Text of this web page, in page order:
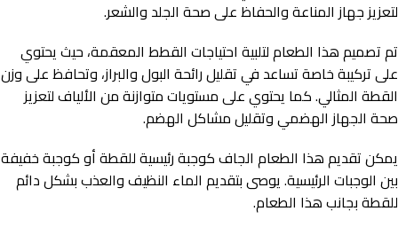
لتعزيز جهاز المناعة والحفاظ على صحة الجلد والشعر.
تم تصميم هذا الطعام لتلبية احتياجات القطط المعقمة، حيث يحتوي
على تركيبة خاصة تساعد في تقليل رائحة البول والبراز، وتحافظ على وزن
القطة المثالي. كما يحتوي على مستويات متوازنة من الألياف لتعزيز
صحة الجهاز الهضمي وتقليل مشاكل الهضم.
يمكن تقديم هذا الطعام الجاف كوجبة رئيسية للقطة أو كوجبة خفيفة
بين الوجبات الرئيسية. يوصى بتقديم الماء النظيف والعذب بشكل دائم
للقطة بجانب هذا الطعام.